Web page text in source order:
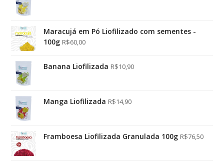
Maracujá em Pó Liofilizado com sementes -
100g R$60,00
Banana Liofilizada R$10,90
Manga Liofilizada R$14,90
Framboesa Liofilizada Granulada 100g R$76,50